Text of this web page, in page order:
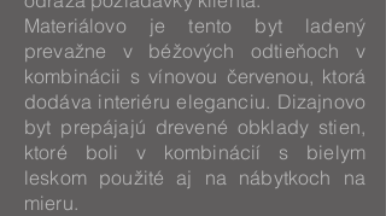
Materiálovo je tento byt ladený
prevažne v béžových odtieňoch v
kombinácii s vínovou červenou, ktorá
dodáva interiéru eleganciu. Dizajnovo
byt prepájajú drevené obklady stien,
ktoré boli v kombinácií s bielym
leskom použité aj na nábytkoch na
mieru.